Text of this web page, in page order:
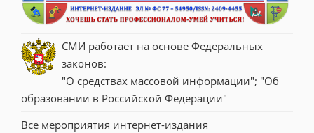
СМИ работает на основе Федеральных
законов:
"О средствах массовой информации"; "Об
образовании в Российской Федерации"
Все мероприятия интернет-издания